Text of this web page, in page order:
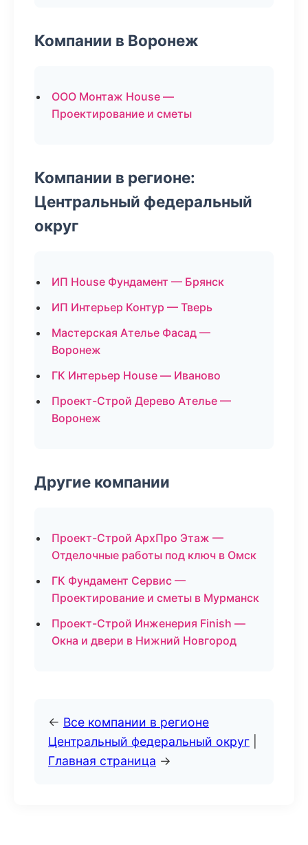
Компании в Воронеж
ООО Монтаж House —
Проектирование и сметы
Компании в регионе:
Центральный федеральный
округ
ИП House Фундамент — Брянск
ИП Интерьер Контур — Тверь
Мастерская Ателье Фасад —
Воронеж
ГК Интерьер House — Иваново
Проект-Строй Дерево Ателье —
Воронеж
Другие компании
Проект-Строй АрхПро Этаж —
Отделочные работы под ключ в Омск
ГК Фундамент Сервис —
Проектирование и сметы в Мурманск
Проект-Строй Инженерия Finish —
Окна и двери в Нижний Новгород
← Все компании в регионе
Центральный федеральный округ
Главная страница →